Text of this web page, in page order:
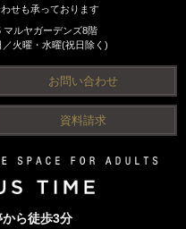
せも承っております
マルヤガーデンズ8階
火曜・水曜(祝日除く)
お問い合わせ
資料請求
ら徒歩3分